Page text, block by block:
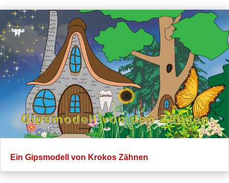
Ein Gipsmodell von Krokos Zähnen